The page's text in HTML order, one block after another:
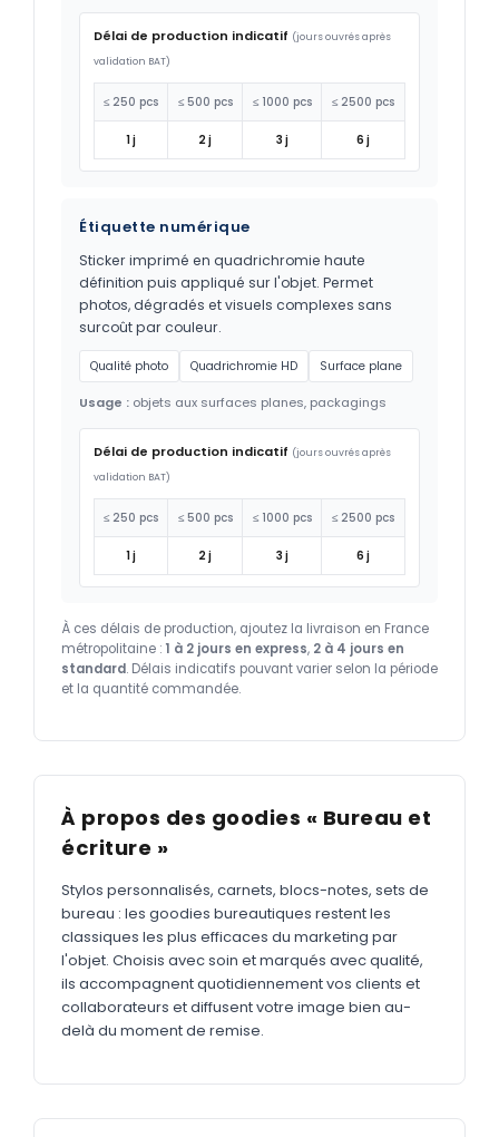
Délai de production indicatif (jours ouvrés après
validation BAT)
≤ 250 pcs ≤ 500 pcs ≤ 1000 pcs ≤ 2500 pcs
1 j 2 j 3 j 6 j
Étiquette numérique
Sticker imprimé en quadrichromie haute
définition puis appliqué sur l'objet. Permet
photos, dégradés et visuels complexes sans
surcoût par couleur.
Qualité photo Quadrichromie HD Surface plane
Usage : objets aux surfaces planes, packagings
Délai de production indicatif (jours ouvrés après
validation BAT)
≤ 250 pcs ≤ 500 pcs ≤ 1000 pcs ≤ 2500 pcs
1 j 2 j 3 j 6 j
À ces délais de production, ajoutez la livraison en France
métropolitaine : 1 à 2 jours en express, 2 à 4 jours en
standard. Délais indicatifs pouvant varier selon la période
et la quantité commandée.
À propos des goodies « Bureau et
écriture »
Stylos personnalisés, carnets, blocs-notes, sets de
bureau : les goodies bureautiques restent les
classiques les plus efficaces du marketing par
l'objet. Choisis avec soin et marqués avec qualité,
ils accompagnent quotidiennement vos clients et
collaborateurs et diffusent votre image bien au-
delà du moment de remise.